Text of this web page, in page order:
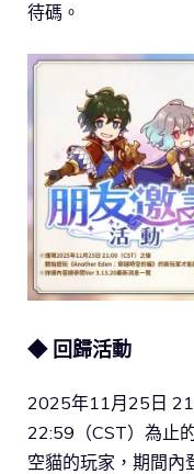
待碼。
◆回歸活動
2025年11月25日
22:59（CST）為止
空貓的玩家，期間內